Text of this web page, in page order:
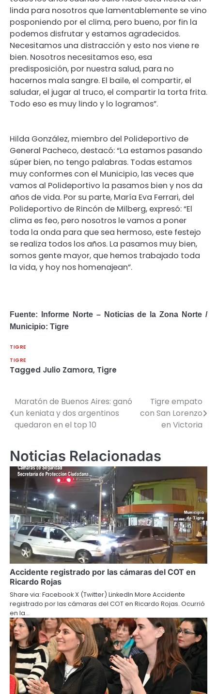
linda para nosotros que lamentablemente se vino
posponiendo por el clima, pero bueno, por fin la
podemos disfrutar y estamos agradecidos.
Necesitamos una distracción y esto nos viene re
bien. Nosotros necesitamos eso, esa
predisposición, por nuestra salud, para no
hacernos mala sangre. El baile, el compartir, el
saludar, el jugar al truco, el compartir la torta frita.
Todo eso es muy lindo y lo logramos”.
Hilda González, miembro del Polideportivo de
General Pacheco, destacó: “La estamos pasando
súper bien, no tengo palabras. Todas estamos
muy conformes con el Municipio, las veces que
vamos al Polideportivo la pasamos bien y nos da
años de vida. Por su parte, María Eva Ferrari, del
Polideportivo de Rincón de Milberg, expresó: “El
clima es feo, pero nosotros le vamos a poner
toda la onda para que sea hermoso, este festejo
se realiza todos los años. La pasamos muy bien,
somos gente mayor, que hemos trabajado toda
la vida, y hoy nos homenajean”.
Fuente: Informe Norte – Noticias de la Zona Norte /
Municipio: Tigre
TIGRE
TIGRE
Tagged Julio Zamora, Tigre
Navegación
de
Maratón de Buenos Aires: ganó
un keniata y dos argentinos
quedaron en el top 10
Tigre empato
con San Lorenzo
en Victoria
Noticias Relacionadas
Accidente registrado por las cámaras del COT en
Ricardo Rojas
Share via: Facebook X (Twitter) LinkedIn More Accidente
registrado por las cámaras del COT en Ricardo Rojas. Ocurrió
en la…